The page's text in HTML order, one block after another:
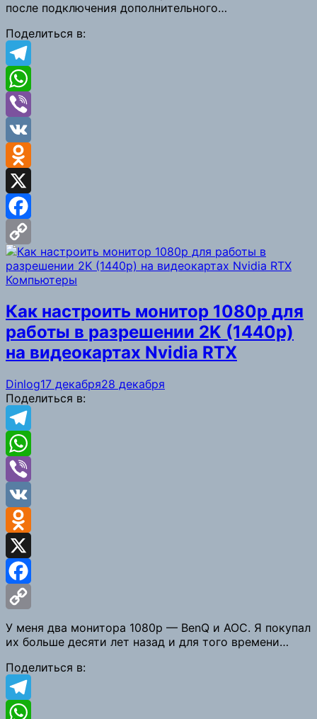
после подключения дополнительного…
Поделиться в:
Telegram
WhatsApp
Viber
VK
Odnoklassniki
X
Facebook
Copy
Link
Компьютеры
Как настроить монитор 1080p для
работы в разрешении 2K (1440p)
на видеокартах Nvidia RTX
Dinlog17 декабря28 декабря
Поделиться в:
Telegram
WhatsApp
Viber
VK
Odnoklassniki
X
Facebook
Copy
Link
У меня два монитора 1080p — BenQ и AOC. Я покупал
их больше десяти лет назад и для того времени…
Поделиться в:
Telegram